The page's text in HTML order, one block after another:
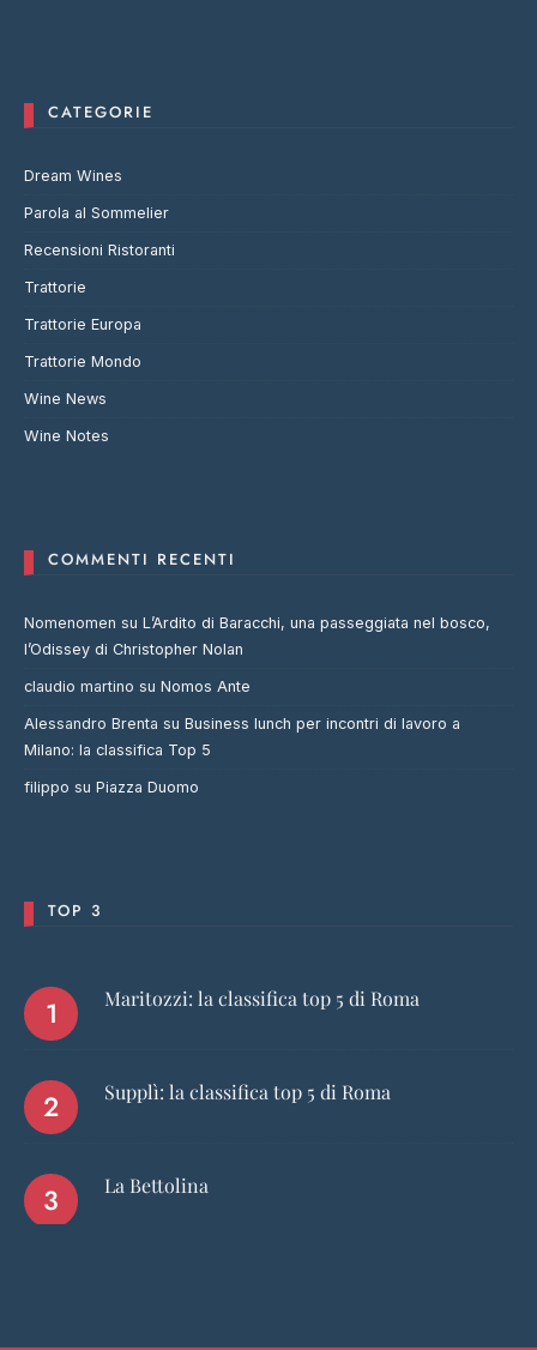
CATEGORIE
Dream Wines
Parola al Sommelier
Recensioni Ristoranti
Trattorie
Trattorie Europa
Trattorie Mondo
Wine News
Wine Notes
COMMENTI RECENTI
Nomenomen su L’Ardito di Baracchi, una passeggiata nel bosco,
l’Odissey di Christopher Nolan
claudio martino su Nomos Ante
Alessandro Brenta su Business lunch per incontri di lavoro a
Milano: la classifica Top 5
filippo su Piazza Duomo
TOP 3
Maritozzi: la classifica top 5 di Roma
Supplì: la classifica top 5 di Roma
La Bettolina